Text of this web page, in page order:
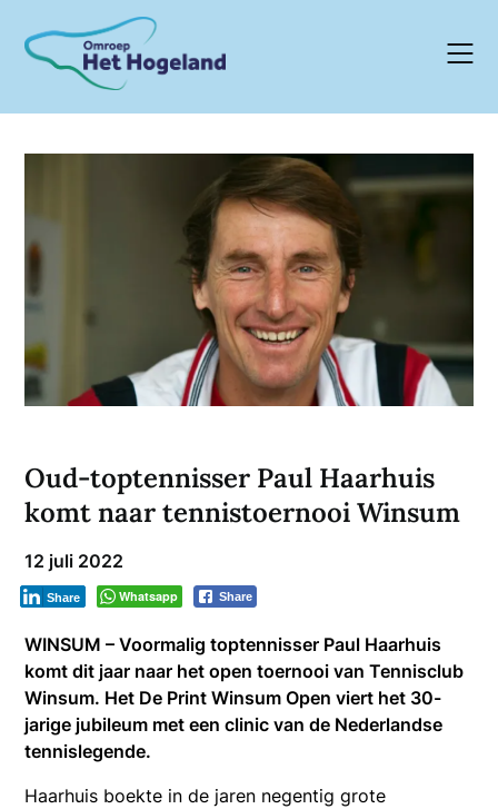
content
Oud-toptennisser Paul Haarhuis
komt naar tennistoernooi Winsum
12 juli 2022
Whatsapp Share
Share
WINSUM – Voormalig toptennisser Paul Haarhuis
komt dit jaar naar het open toernooi van Tennisclub
Winsum. Het De Print Winsum Open viert het 30-
jarige jubileum met een clinic van de Nederlandse
tennislegende.
Haarhuis boekte in de jaren negentig grote